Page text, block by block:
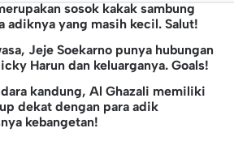
sosok kakak sambung
adiknya yang masih kecil. Salut!
Jeje Soekarno punya hubungan
Harun dan keluarganya. Goals!
kandung, Al Ghazali memiliki
dekat dengan para adik
kebangetan!